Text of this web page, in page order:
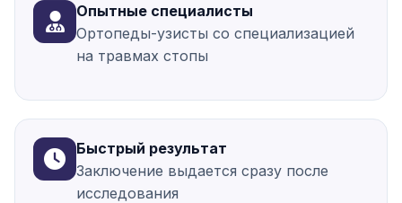
Опытные специалисты
Ортопеды-узисты со специализацией
на травмах стопы
Быстрый результат
Заключение выдается сразу после
исследования